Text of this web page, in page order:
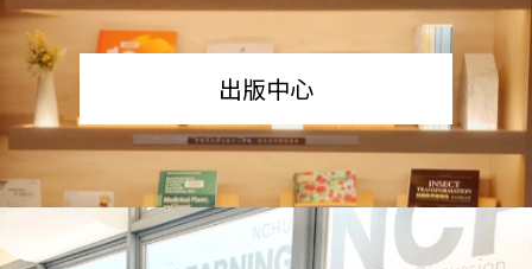
出版中心